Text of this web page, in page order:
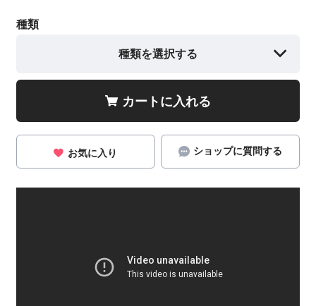
種類
種類を選択する
カートに入れる
お気に入り ショップに質問する